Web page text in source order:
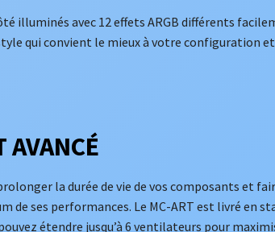
illuminés avec 12 effets ARGB différents
qui convient le mieux à votre configuration
AVANCÉ
la durée de vie de vos composants et
ses performances. Le MC-ART est livré en
étendre jusqu’à 6 ventilateurs pour